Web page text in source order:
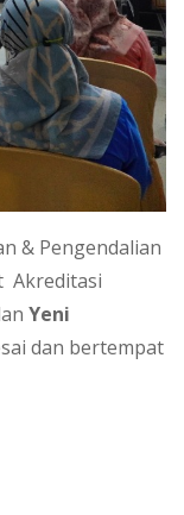
& Pengendalian
Akreditasi
Yeni
dan bertempat